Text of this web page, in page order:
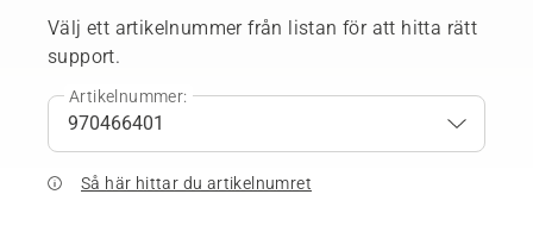
Välj ett artikelnummer från listan för att hitta rätt
support.
Artikelnummer:
Så här hittar du artikelnumret